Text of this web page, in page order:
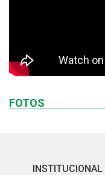
FOTOS
INSTITUCIONAL